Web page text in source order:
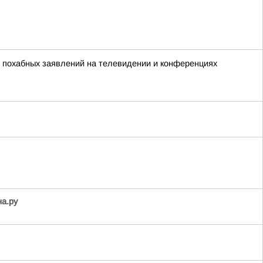
заявлений на телевидении и конференциях